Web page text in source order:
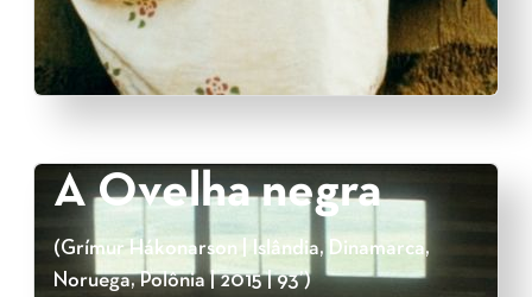
A Ovelha negra
(Grímur Hákonarson | Islândia, Dinamarca,
Noruega, Polônia | 2015 | 93’)